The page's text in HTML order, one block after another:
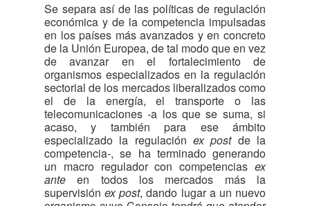
Se separa así de las políticas de regulación
económica y de la competencia impulsadas
en los países más avanzados y en concreto
de la Unión Europea, de tal modo que en vez
de avanzar en el fortalecimiento de
organismos especializados en la regulación
sectorial de los mercados liberalizados como
el de la energía, el transporte o las
telecomunicaciones -a los que se suma, si
acaso, y también para ese ámbito
especializado la regulación ex postde la
competencia-, se ha terminado generando
un macro regulador con competencias ex
ante en todos los mercados más la
supervisiónex post, dando lugar a un nuevo